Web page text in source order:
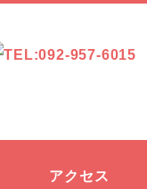
アクセス